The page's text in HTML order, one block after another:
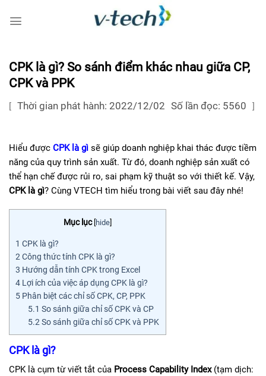
CPK là gì? So sánh điểm khác nhau giữa CP,
CPK và PPK
[ Thời gian phát hành: 2022/12/02 Số lần đọc: 5560 ]
Hiểu được CPK là gì sẽ giúp doanh nghiệp khai thác được tiềm
năng của quy trình sản xuất. Từ đó, doanh nghiệp sản xuất có
thể hạn chế được rủi ro, sai phạm kỹ thuật so với thiết kế. Vậy,
CPK là gì? Cùng VTECH tìm hiểu trong bài viết sau đây nhé!
Mục lục hide
1 CPK là gì?
2Công thức tính CPK là gì?
3 Hướng dẫn tính CPK trong Excel
4 Lợi ích của việc áp dụng CPK là gì?
5 Phân biệt các chỉ số CPK, CP, PPK
5.1 So sánh giữa chỉ số CPK và CP
5.2So sánh giữa chỉ số CPK và PPK
CPK là gì?
CPK là cụm từ viết tắt của Process Capability Index(tạm dịch: